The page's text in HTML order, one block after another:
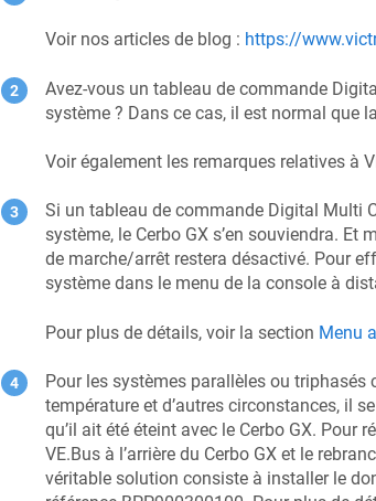
Voir nos articles de blog : https://
Avez-vous un tableau de commande
système ? Dans ce cas, il est normal que
Voir également les remarques relatives à
Si un tableau de commande Digital Multi
système, le Cerbo GXs’en souviendra. Et
de marche/arrêt restera désactivé. Pour
système dans le menu de la console à
Pour plus de détails, voir la section Menu
Pour les systèmes parallèles ou
température et d’autres circonstances, il
qu’il ait été éteint avec le Cerbo GX. Pour
VE.Bus à l’arrière du Cerbo GXet le
véritable solution consiste à installer le